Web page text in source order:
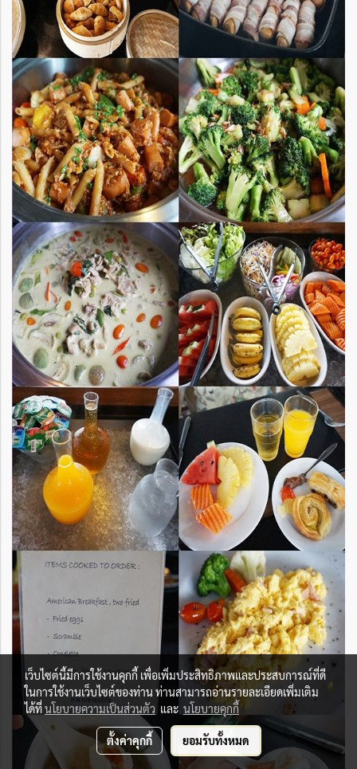
เว็บไซต์นี้มีการใช้งานคุกกี้ เพื่อเพิ่มประสิทธิภาพและประสบการณ์ที่ดี
ในการใช้งานเว็บไซต์ของท่าน ท่านสามารถอ่านรายละเอียดเพิ่มเติม
ได้ที่นโยบายความเป็นส่วนตัว และ นโยบายคุกกี้
ตั้งค่าคุกกี้ ยอมรับทั้งหมด